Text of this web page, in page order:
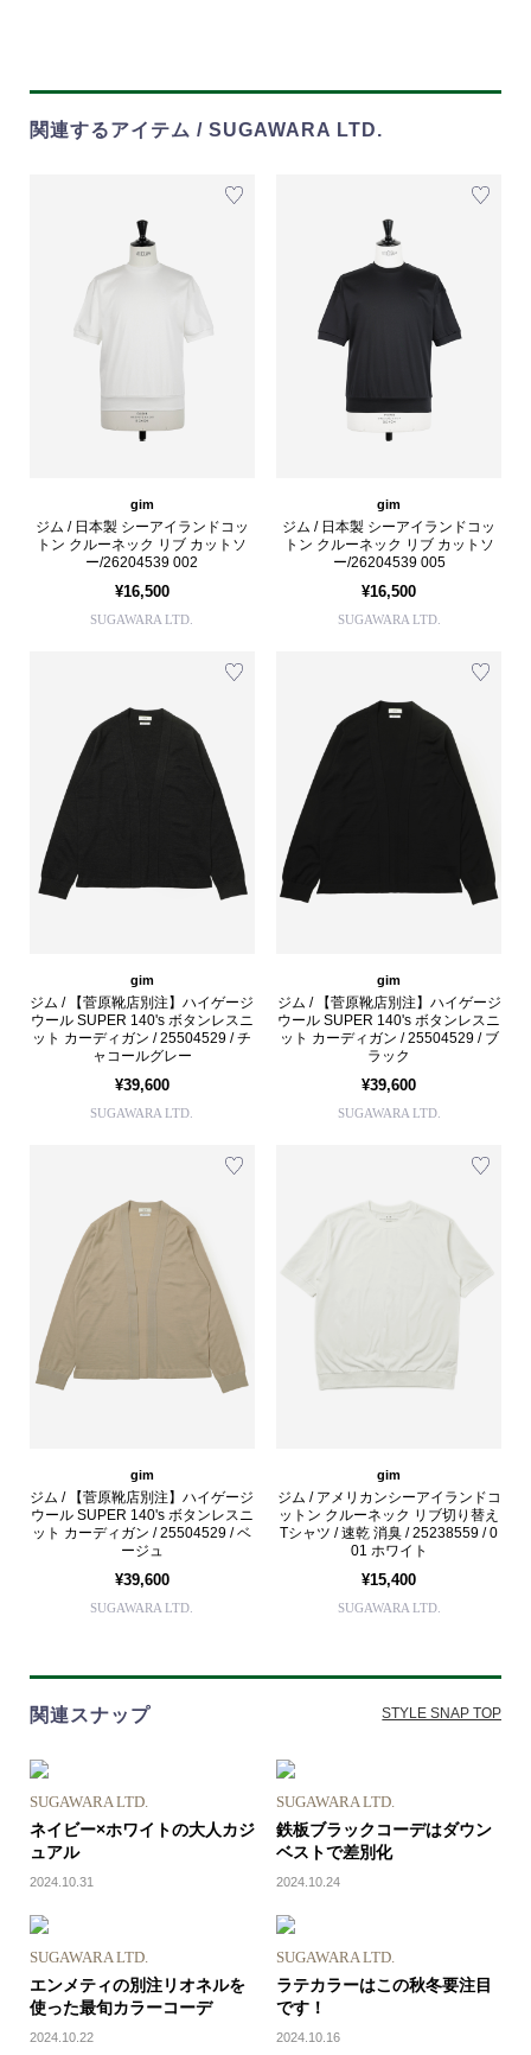
関連するアイテム / SUGAWARA LTD.
gim
ジム / 日本製 シーアイランドコッ
トン クルーネック リブ カットソ
ー/26204539 002
¥16,500
SUGAWARA LTD.
gim
ジム / 日本製 シーアイランドコッ
トン クルーネック リブ カットソ
ー/26204539 005
¥16,500
SUGAWARA LTD.
gim
ジム / 【菅原靴店別注】ハイゲージ
ウール SUPER 140's ボタンレスニ
ット カーディガン / 25504529 / チ
ャコールグレー
¥39,600
SUGAWARA LTD.
gim
ジム / 【菅原靴店別注】ハイゲージ
ウール SUPER 140's ボタンレスニ
ット カーディガン / 25504529 / ブ
ラック
¥39,600
SUGAWARA LTD.
gim
ジム / 【菅原靴店別注】ハイゲージ
ウール SUPER 140's ボタンレスニ
ット カーディガン / 25504529 / ベ
ージュ
¥39,600
SUGAWARA LTD.
gim
ジム / アメリカンシーアイランドコ
ットン クルーネック リブ切り替え
Tシャツ / 速乾 消臭 / 25238559 / 0
01 ホワイト
¥15,400
SUGAWARA LTD.
関連スナップ STYLE SNAP TOP
SUGAWARA LTD.
ネイビー×ホワイトの大人カジ
ュアル
2024.10.31
SUGAWARA LTD.
鉄板ブラックコーデはダウン
ベストで差別化
2024.10.24
SUGAWARA LTD.
エンメティの別注リオネルを
使った最旬カラーコーデ
2024.10.22
SUGAWARA LTD.
ラテカラーはこの秋冬要注目
です！
2024.10.16